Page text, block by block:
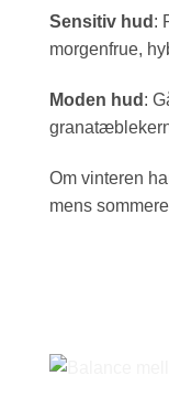
Sensitiv hud :
morgenfrue,
Moden hud :
Om vinteren
mens